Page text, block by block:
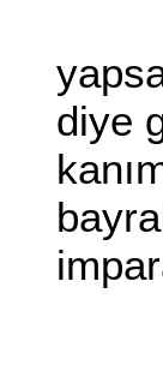
-
diye